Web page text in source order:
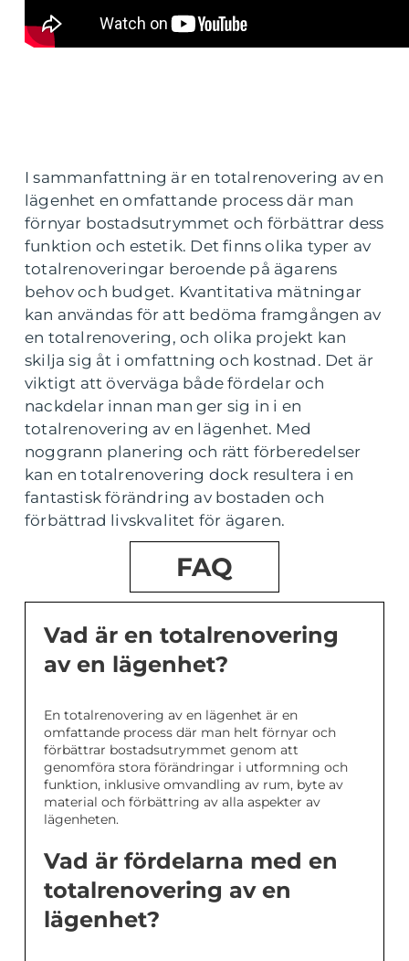
I sammanfattning är en totalrenovering av en
lägenhet en omfattande process där man
förnyar bostadsutrymmet och förbättrar dess
funktion och estetik. Det finns olika typer av
totalrenoveringar beroende på ägarens
behov och budget. Kvantitativa mätningar
kan användas för att bedöma framgången av
en totalrenovering, och olika projekt kan
skilja sig åt i omfattning och kostnad. Det är
viktigt att överväga både fördelar och
nackdelar innan man ger sig in i en
totalrenovering av en lägenhet. Med
noggrann planering och rätt förberedelser
kan en totalrenovering dock resultera i en
fantastisk förändring av bostaden och
förbättrad livskvalitet för ägaren.
FAQ
Vad är en totalrenovering
av en lägenhet?
En totalrenovering av en lägenhet är en
omfattande process där man helt förnyar och
förbättrar bostadsutrymmet genom att
genomföra stora förändringar i utformning och
funktion, inklusive omvandling av rum, byte av
material och förbättring av alla aspekter av
lägenheten.
Vad är fördelarna med en
totalrenovering av en
lägenhet?